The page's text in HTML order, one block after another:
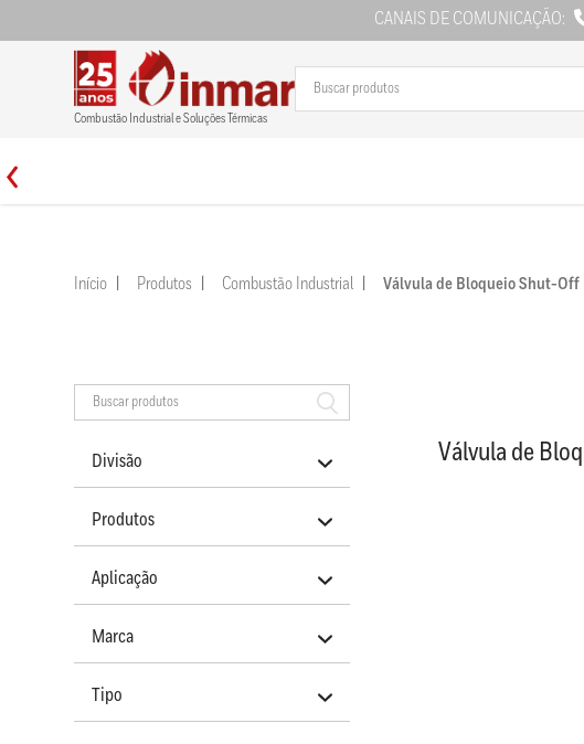
CANAIS DE COMUNICAÇÃO:
Combustão Industrial e Soluções Térmicas
Início Produtos Combustão Industrial Válvula de Bloqueio Shut-
Divisão
Produtos
Aplicação
Marca
Tipo
Válvula de